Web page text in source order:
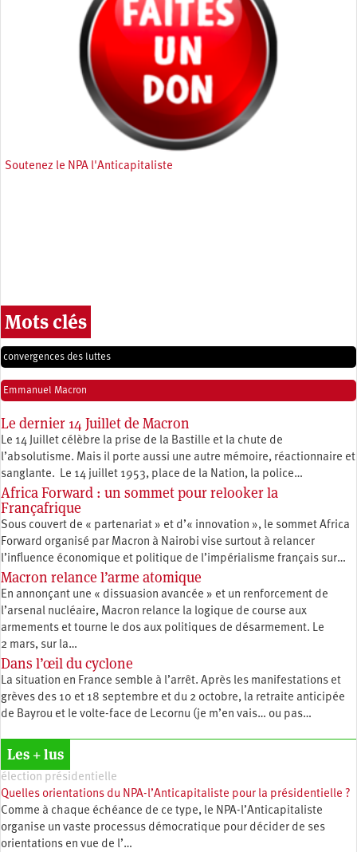
Soutenez le NPA l'Anticapitaliste
Mots clés
convergences des luttes
Emmanuel Macron
Le dernier 14 Juillet de Macron
Le 14 Juillet célèbre la prise de la Bastille et la chute de
l’absolutisme. Mais il porte aussi une autre mémoire, réactionnaire et
sanglante. Le 14 juillet 1953, place de la Nation, la police…
Africa Forward : un sommet pour relooker la
Françafrique
Sous couvert de « partenariat » et d’« innovation », le sommet Africa
Forward organisé par Macron à Nairobi vise surtout à relancer
l’influence économique et politique de l’impérialisme français sur…
Macron relance l’arme atomique
En annonçant une « dissuasion avancée » et un renforcement de
l’arsenal nucléaire, Macron relance la logique de course aux
armements et tourne le dos aux politiques de désarmement. Le
2 mars, sur la…
Dans l’œil du cyclone
La situation en France semble à l’arrêt. Après les manifestations et
grèves des 10 et 18 septembre et du 2 octobre, la retraite anticipée
de Bayrou et le volte-face de Lecornu (je m’en vais… ou pas…
Les + lus
élection présidentielle
Quelles orientations du NPA-l’Anticapitaliste pour la présidentielle ?
Comme à chaque échéance de ce type, le NPA-l’Anticapitaliste
organise un vaste processus démocratique pour décider de ses
orientations en vue de l’…